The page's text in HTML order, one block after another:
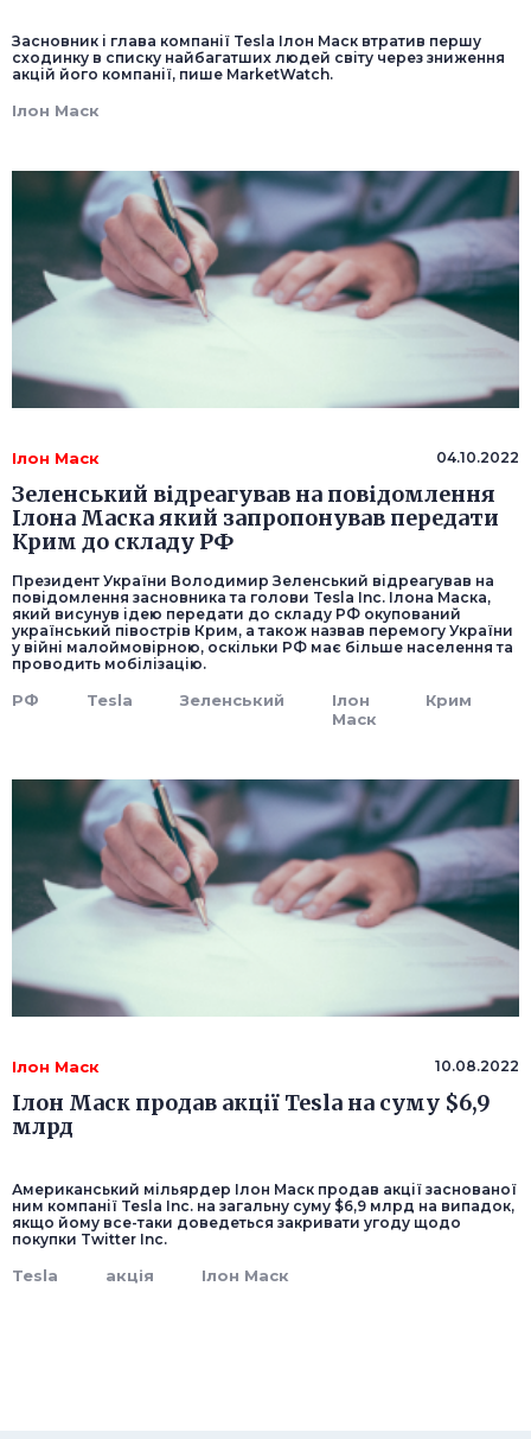
Засновник і глава компанії Tesla Ілон Маск втратив першу
сходинку в списку найбагатших людей світу через зниження
акцій його компанії, пише MarketWatch.
Ілон Маск
Ілон Маск 04.10.2022
Зеленський відреагував на повідомлення
Ілона Маска який запропонував передати
Крим до складу РФ
Президент України Володимир Зеленський відреагував на
повідомлення засновника та голови Tesla Inc. Ілона Маска,
який висунув ідею передати до складу РФ окупований
український півострів Крим, а також назвав перемогу України
у війні малоймовірною, оскільки РФ має більше населення та
проводить мобілізацію.
РФ Tesla Зеленський
Ілон
Маск
Крим
Ілон Маск 10.08.2022
Ілон Маск продав акції Tesla на суму $6,9
млрд
Американський мільярдер Ілон Маск продав акції заснованої
ним компанії Tesla Inc. на загальну суму $6,9 млрд на випадок,
якщо йому все-таки доведеться закривати угоду щодо
покупки Twitter Inc.
Tesla акція Ілон Маск